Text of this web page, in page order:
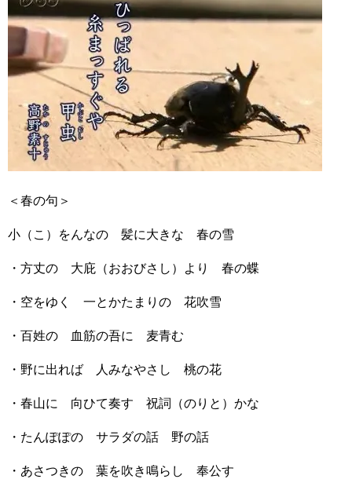
＜春の句＞
小（こ）をんなの 髪に大きな 春の雪
・方丈の 大庇（おおびさし）より 春の蝶
・空をゆく 一とかたまりの 花吹雪
・百姓の 血筋の吾に 麦青む
・野に出れば 人みなやさし 桃の花
・春山に 向ひて奏す 祝詞（のりと）かな
・たんぽぽの サラダの話 野の話
・あさつきの 葉を吹き鳴らし 奉公す